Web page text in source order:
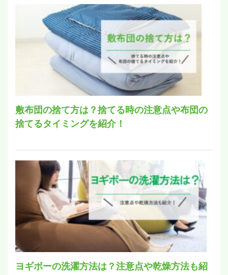
敷布団の捨て方は？捨てる時の注意点や布団の
捨てるタイミングを紹介！
ヨギボーの洗濯方法は？注意点や乾燥方法も紹